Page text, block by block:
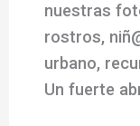
nuestras
rostros,
urbano,
Un fuerte